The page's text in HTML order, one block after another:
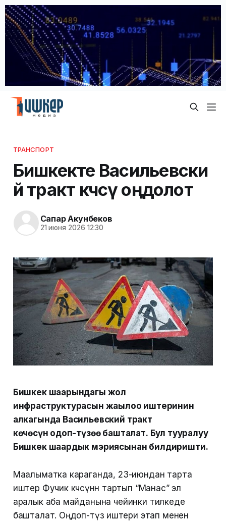
ТРАНСПОРТ
Бишкекте Васильевски
й тракт көчөсү оңдолот
Сапар Акунбеков
21 июня 2026 12:30
Бишкек шаарындагы жол
инфраструктурасын жаңылоо иштеринин
алкагында Васильевский тракт
көчөсүн оңдоп-түзөө башталат. Бул тууралуу
Бишкек шаардык мэриясынан билдиришти.
Маалыматка караганда, 23-июндан тарта
иштер Фучик көчөсүнөн тартып “Манас” эл
аралык аба майданына чейинки тилкеде
башталат. Оңдоп-түзөө иштери этап менен